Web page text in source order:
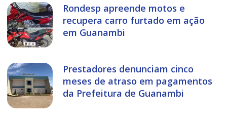
Rondesp apreende motos e
recupera carro furtado em ação
em Guanambi
Prestadores denunciam cinco
meses de atraso em pagamentos
da Prefeitura de Guanambi